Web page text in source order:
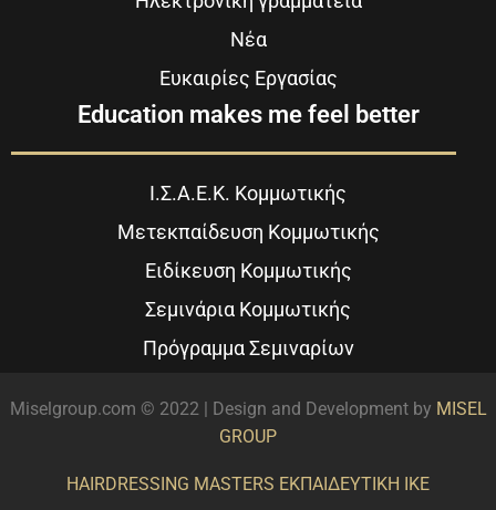
Νέα
Ευκαιρίες Εργασίας
Education makes me feel better
Ι.Σ.Α.Ε.Κ. Κομμωτικής
Μετεκπαίδευση Κομμωτικής
Ειδίκευση Κομμωτικής
Σεμινάρια Κομμωτικής
Πρόγραμμα Σεμιναρίων
Miselgroup.com © 2022 | Design and Development by MISEL
GROUP
HAIRDRESSING MASTERS ΕΚΠΑΙΔΕΥΤΙΚΗ ΙΚΕ